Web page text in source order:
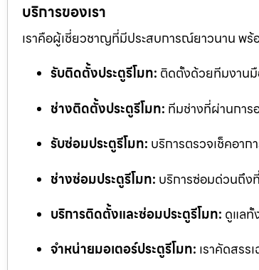
บริการของเรา
เราคือผู้เชี่ยวชาญที่มีประสบการณ์ยาวนาน พร้
รับติดตั้งประตูรีโมท: ติดตั้งด้วยทีมงานมื
ช่างติดตั้งประตูรีโมท: ทีมช่างที่ผ่านการ
รับซ่อมประตูรีโมท: บริการตรวจเช็คอาก
ช่างซ่อมประตูรีโมท: บริการซ่อมด่วนถึง
บริการติดตั้งและซ่อมประตูรีโมท: ดูแลทั้
จำหน่ายมอเตอร์ประตูรีโมท: เราคัดสร